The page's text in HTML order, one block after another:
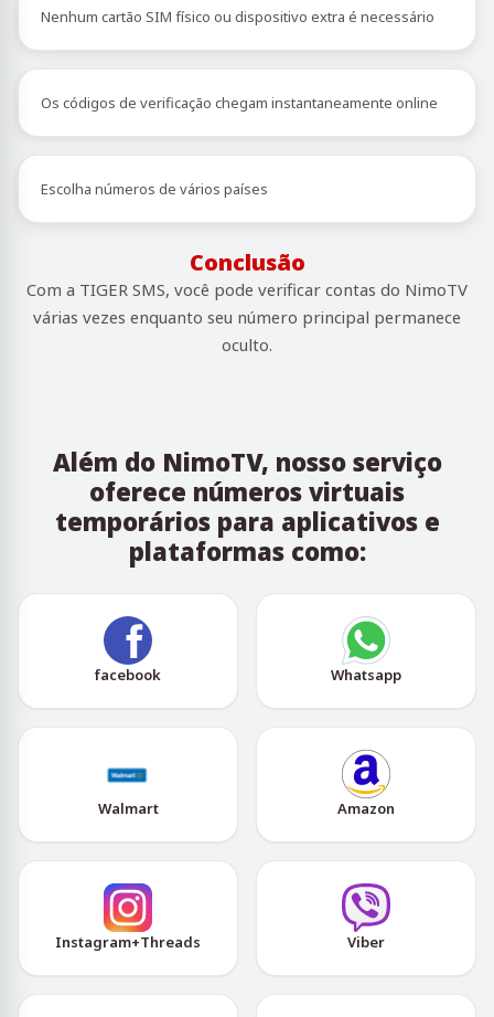
Nenhum cartão SIM físico ou dispositivo extra é necessário
Os códigos de verificação chegam instantaneamente online
Escolha números de vários países
Conclusão
Com a TIGER SMS, você pode verificar contas do NimoTV
várias vezes enquanto seu número principal permanece
oculto.
Além do NimoTV, nosso serviço
oferece números virtuais
temporários para aplicativos e
plataformas como:
facebook Whatsapp
Walmart Amazon
Instagram+Threads Viber